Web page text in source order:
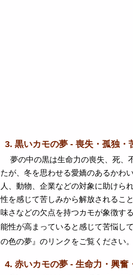
3. 黒いカモの夢 - 喪失・孤独・
夢の中の黒は生命力の喪失、死、
たが、冬を思わせる愛嬌のあるかわ
人、動物、企業などの対象に助けら
性を感じて苦しみから解放されるこ
味さなどの欠点を持つカモが象徴す
能性が高まっていると感じて苦悩し
の色の夢』のリンクをご覧ください。
4. 赤いカモの夢 - 生命力・興奮